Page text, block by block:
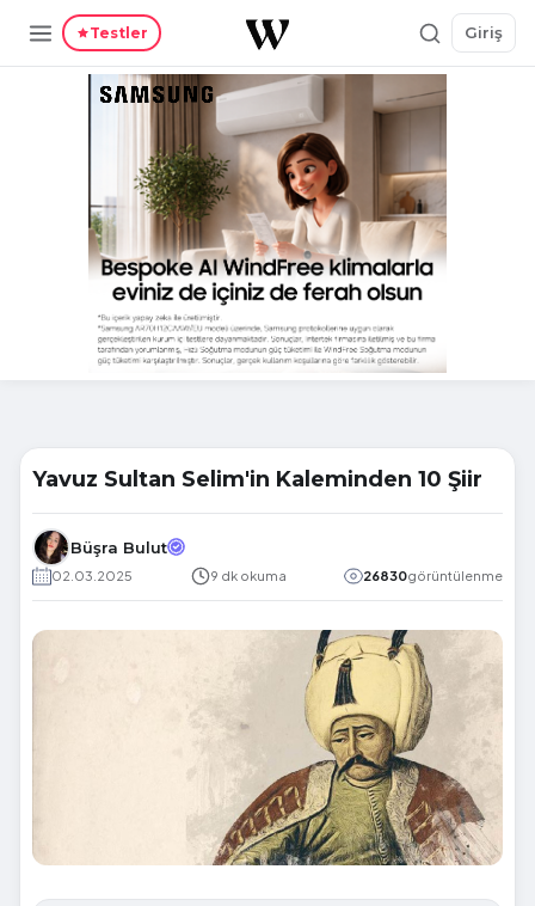
Testler Giriş
Yavuz Sultan Selim'in Kaleminden 10 Şiir
Büşra Bulut
02.03.2025 9 dk okuma 26830görüntülenme